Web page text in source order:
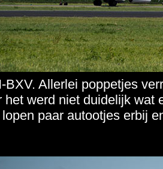
BXV. Allerlei poppetjes
het werd niet duidelijk wat
paar autootjes erbij